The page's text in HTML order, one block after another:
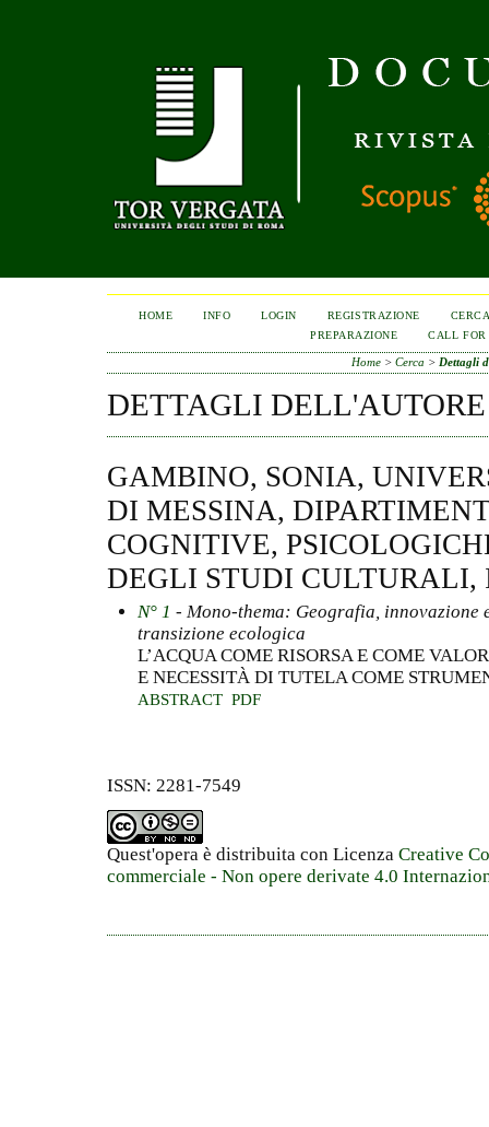
HOME INFO LOGIN REGISTRAZIONE
PREPARAZIONE
CALL FOR
Home> Cerca > Dettagli
DETTAGLI DELL'AUTORE
GAMBINO, SONIA,
DI MESSINA,
COGNITIVE,
DEGLI STUDI
N° 1 - Mono-thema: Geografia,
transizione ecologica
L’ACQUA COME RISORSA E COME
E NECESSITÀ DI TUTELA COME
ABSTRACT PDF
ISSN: 2281-7549
Quest'opera è distribuita con Licenza Creative
commerciale - Non opere derivate 4.0